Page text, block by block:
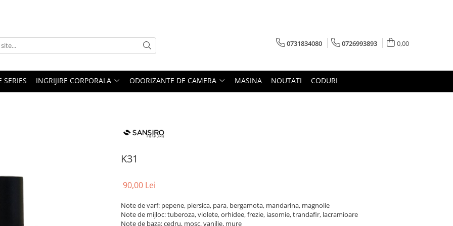
0731834080 0726993893 0,00
SERIES INGRIJIRE CORPORALA ODORIZANTE DE CAMERA MASINA NOUTATI CODURI
K31
90,00 Lei
Note de varf: pepene, piersica, para, bergamota, mandarina, magnolie
Note de mijloc: tuberoza, violete, orhidee, frezie, iasomie, trandafir, lacramioare
Note de baza: cedru, mosc, vanilie, mure